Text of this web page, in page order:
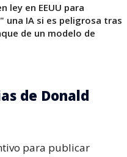
ley en EEUU para
una IA si es peligrosa tras
de un modelo de
de Donald
para publicar